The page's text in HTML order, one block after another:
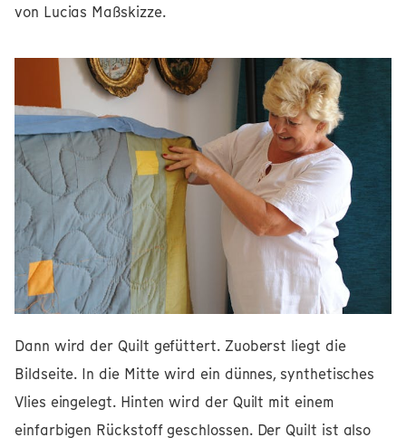
von Lucias Maßskizze.
Dann wird der Quilt gefüttert. Zuoberst liegt die
Bildseite. In die Mitte wird ein dünnes, synthetisches
Vlies eingelegt. Hinten wird der Quilt mit einem
einfarbigen Rückstoff geschlossen. Der Quilt ist also